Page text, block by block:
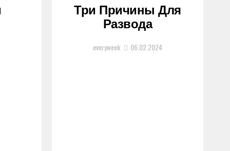
Три Причины Для
Развода
everyweek 06.02.2024